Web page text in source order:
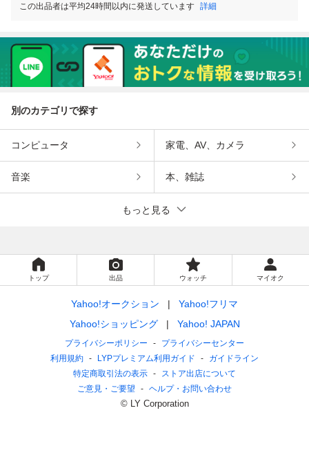
この出品者は平均24時間以内に発送しています 詳細
別のカテゴリで探す
コンピュータ 家電、AV、カメラ
音楽 本、雑誌
もっと見る
トップ 出品 ウォッチ マイオク
Yahoo!オークション
Yahoo!フリマ
Yahoo!ショッピング
Yahoo! JAPAN
プライバシーポリシー
プライバシーセンター
利用規約
LYPプレミアム利用ガイド
ガイドライン
特定商取引法の表示
ストア出店について
ご意見・ご要望
ヘルプ・お問い合わせ
© LY Corporation